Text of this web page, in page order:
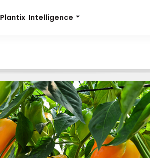
Plantix Intelligence